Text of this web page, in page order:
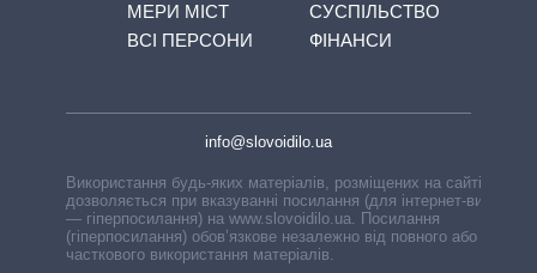
МЕРИ МІСТ
ВСІ ПЕРСОНИ
СУСПІЛЬСТВО
ФІНАНСИ
info@slovoidilo.ua
Використання будь-яких матеріалів, розміщених на сайті,
дозволяється при вказуванні посилання (для інтернет-видань
— гіперпосилання) на www.slovoidilo.ua. Посилання
(гіперпосилання) обов’язкове незалежно від повного або
часткового використання матеріалів.